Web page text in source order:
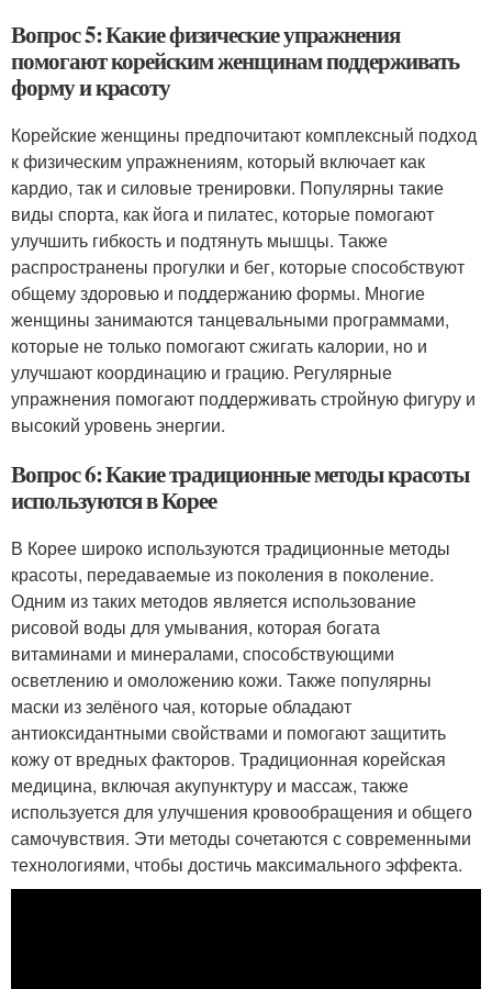
Вопрос 5: Какие физические упражнения
помогают корейским женщинам поддерживать
форму и красоту
Корейские женщины предпочитают комплексный подход
к физическим упражнениям, который включает как
кардио, так и силовые тренировки. Популярны такие
виды спорта, как йога и пилатес, которые помогают
улучшить гибкость и подтянуть мышцы. Также
распространены прогулки и бег, которые способствуют
общему здоровью и поддержанию формы. Многие
женщины занимаются танцевальными программами,
которые не только помогают сжигать калории, но и
улучшают координацию и грацию. Регулярные
упражнения помогают поддерживать стройную фигуру и
высокий уровень энергии.
Вопрос 6: Какие традиционные методы красоты
используются в Корее
В Корее широко используются традиционные методы
красоты, передаваемые из поколения в поколение.
Одним из таких методов является использование
рисовой воды для умывания, которая богата
витаминами и минералами, способствующими
осветлению и омоложению кожи. Также популярны
маски из зелёного чая, которые обладают
антиоксидантными свойствами и помогают защитить
кожу от вредных факторов. Традиционная корейская
медицина, включая акупунктуру и массаж, также
используется для улучшения кровообращения и общего
самочувствия. Эти методы сочетаются с современными
технологиями, чтобы достичь максимального эффекта.